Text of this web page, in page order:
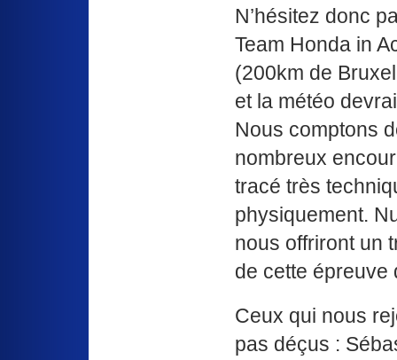
N’hésitez donc
Team Honda in
(200km de
et la météo
Nous comptons
nombreux
tracé très
physiquement.
nous offriront un
de cette épreuve
Ceux qui nous
pas déçus :